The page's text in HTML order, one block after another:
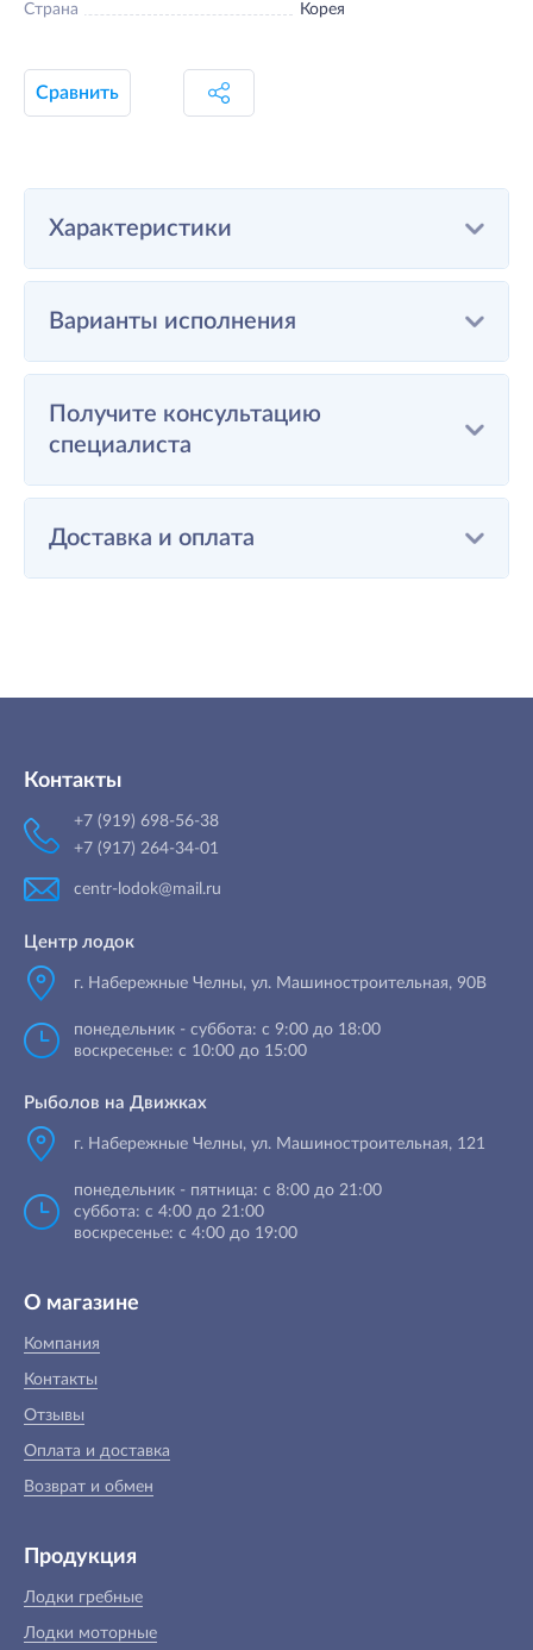
Страна Корея
Сравнить
Характеристики
Варианты исполнения
Получите консультацию
специалиста
Доставка и оплата
Контакты
+7 (919) 698-56-38
+7 (917) 264-34-01
centr-lodok@mail.ru
Центр лодок
г. Набережные Челны, ул. Машиностроительная, 90B
понедельник - суббота: с 9:00 до 18:00
воскресенье: с 10:00 до 15:00
Рыболов на Движках
г. Набережные Челны, ул. Машиностроительная, 121
понедельник - пятница: с 8:00 до 21:00
суббота: с 4:00 до 21:00
воскресенье: с 4:00 до 19:00
О магазине
Компания
Контакты
Отзывы
Оплата и доставка
Возврат и обмен
Продукция
Лодки гребные
Лодки моторные